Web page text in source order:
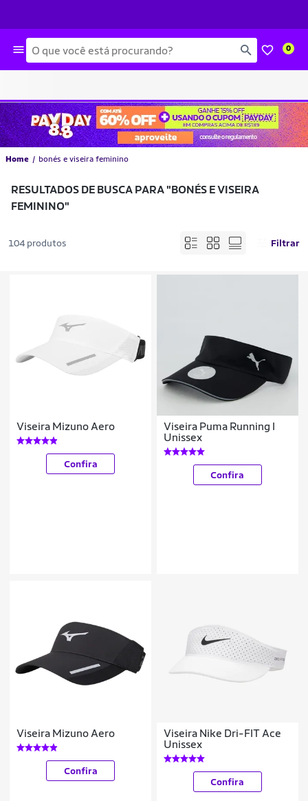
Busca 0
Home bonés e viseira feminino
RESULTADOS DE BUSCA PARA"BONÉS E VISEIRA
FEMININO"
104 produtos Filtrar
Viseira Mizuno Aero
Confira
Viseira Puma Running I
Unissex
Confira
Viseira Mizuno Aero
Confira
Viseira Nike Dri-FIT Ace
Unissex
Confira